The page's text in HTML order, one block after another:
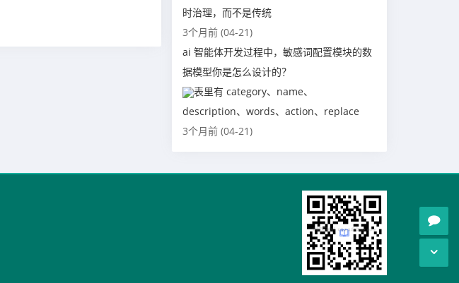
时治理，而不是传统
3个月前 (04-21)
ai 智能体开发过程中，敏感词配置模块的数
据模型你是怎么设计的？
表里有 category、name、
description、words、action、replace
3个月前 (04-21)